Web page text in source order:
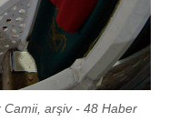
Camii, arşiv - 48 Haber